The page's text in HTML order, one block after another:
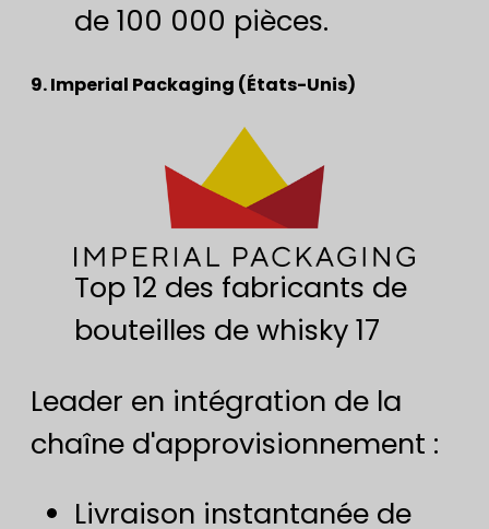
de 100 000 pièces.
9. Imperial Packaging (États-Unis)
Top 12 des fabricants de
bouteilles de whisky 17
Leader en intégration de la
chaîne d'approvisionnement :
Livraison instantanée de